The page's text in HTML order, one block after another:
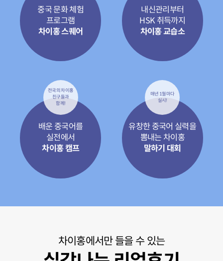
중국 문화 체험
프로그램
차이홍 스퀘어
내신관리부터
HSK 취득까지
차이홍 교습소
전국의 차이홍
친구들과
함께!
배운 중국어를
실전에서
차이홍 캠프
매년 1월마다
실시!
유창한 중국어 실력을
뽐내는 차이홍
말하기 대회
차이홍에서만 들을 수 있는